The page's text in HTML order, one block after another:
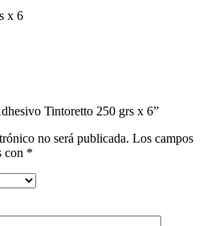
x 6
Tintoretto 250 grs x 6”
no será publicada. Los campos
con *